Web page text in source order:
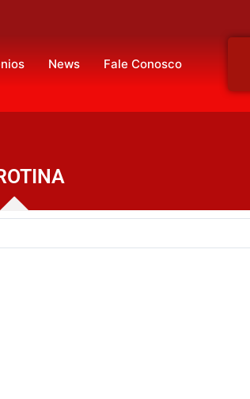
News Fale Conosco